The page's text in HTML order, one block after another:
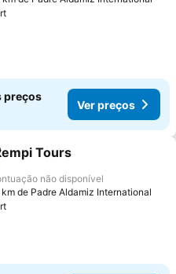
preços
Ver preços
aos favoritos
Tours
não disponível
de Padre Aldamiz International